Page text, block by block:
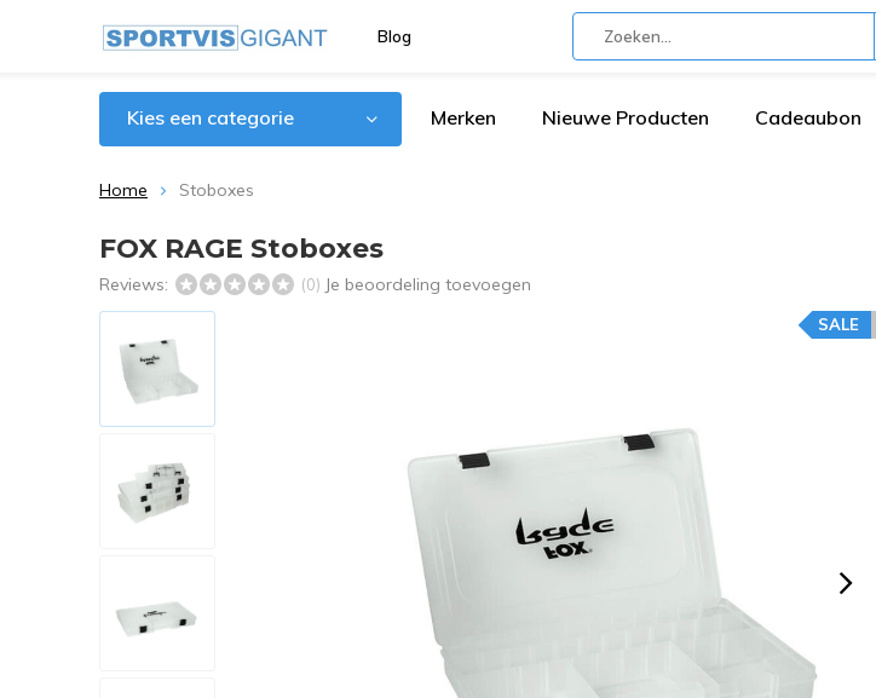
Blog
Kies een categorie Merken Nieuwe Producten Cadeaubon
Home Stoboxes
FOX RAGE Stoboxes
Reviews: (0) Je beoordeling toevoegen
SALE